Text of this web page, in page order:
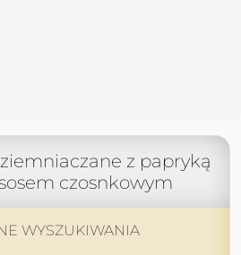
z papryką
czosnkowym
WYSZUKIWANIA